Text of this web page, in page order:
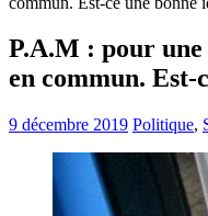
P.A.M : pour
en commun. Est-
9 décembre 2019 Politique,